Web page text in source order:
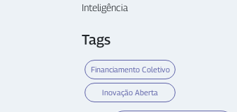
Inteligência
Tags
Financiamento Coletivo
Inovação Aberta